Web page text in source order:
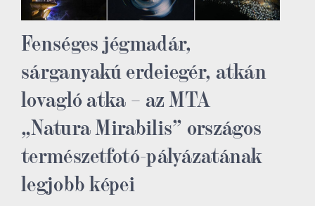
Fenséges jégmadár,
sárganyakú erdeiegér, atkán
lovagló atka – az MTA
„Natura Mirabilis” országos
természetfotó-pályázatának
legjobb képei